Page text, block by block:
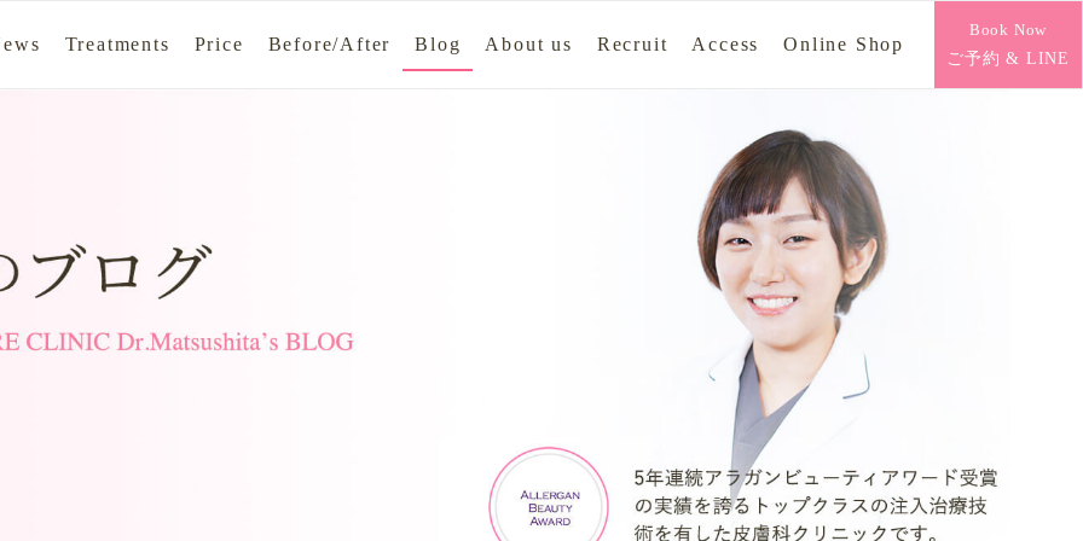
Treatments Price Before/After Blog About us Recruit Access Online Shop
Book Now
ご予約 & LINE